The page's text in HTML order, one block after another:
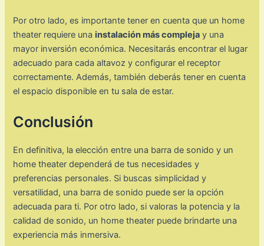
Por otro lado, es importante tener en cuenta que un home
theater requiere una instalación más compleja y una
mayor inversión económica. Necesitarás encontrar el lugar
adecuado para cada altavoz y configurar el receptor
correctamente. Además, también deberás tener en cuenta
el espacio disponible en tu sala de estar.
Conclusión
En definitiva, la elección entre una barra de sonido y un
home theater dependerá de tus necesidades y
preferencias personales. Si buscas simplicidad y
versatilidad, una barra de sonido puede ser la opción
adecuada para ti. Por otro lado, si valoras la potencia y la
calidad de sonido, un home theater puede brindarte una
experiencia más inmersiva.